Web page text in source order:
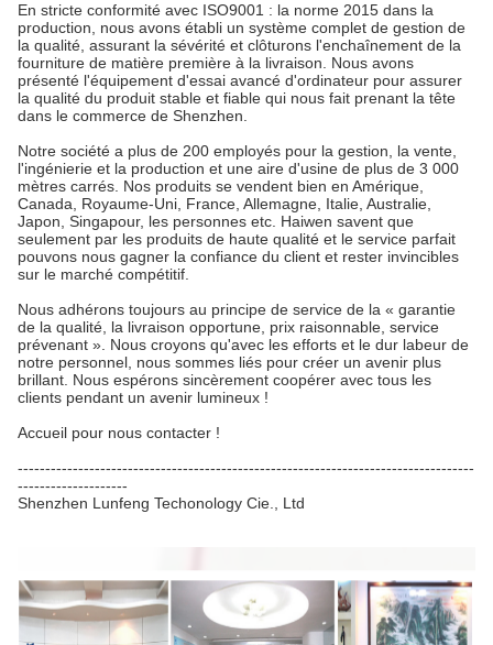
En stricte conformité avec ISO9001 : la norme 2015 dans la
production, nous avons établi un système complet de gestion de
la qualité, assurant la sévérité et clôturons l'enchaînement de la
fourniture de matière première à la livraison. Nous avons
présenté l'équipement d'essai avancé d'ordinateur pour assurer
la qualité du produit stable et fiable qui nous fait prenant la tête
dans le commerce de Shenzhen.
Notre société a plus de 200 employés pour la gestion, la vente,
l'ingénierie et la production et une aire d'usine de plus de 3 000
mètres carrés. Nos produits se vendent bien en Amérique,
Canada, Royaume-Uni, France, Allemagne, Italie, Australie,
Japon, Singapour, les personnes etc. Haiwen savent que
seulement par les produits de haute qualité et le service parfait
pouvons nous gagner la confiance du client et rester invincibles
sur le marché compétitif.
Nous adhérons toujours au principe de service de la « garantie
de la qualité, la livraison opportune, prix raisonnable, service
prévenant ». Nous croyons qu'avec les efforts et le dur labeur de
notre personnel, nous sommes liés pour créer un avenir plus
brillant. Nous espérons sincèrement coopérer avec tous les
clients pendant un avenir lumineux !
Accueil pour nous contacter !
-----------------------------------------------------------------------------------
--------------------
Shenzhen Lunfeng Techonology Cie., Ltd